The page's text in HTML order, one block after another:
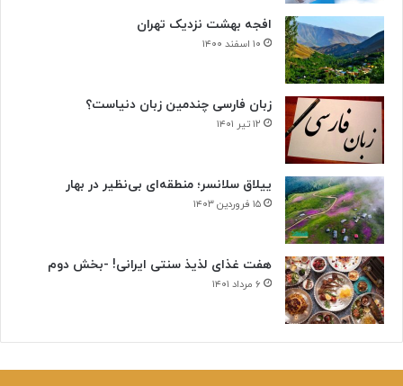
افجه بهشت نزدیک تهران
۱۰ اسفند ۱۴۰۰
زبان فارسی چندمین زبان دنیاست؟
۱۲ تیر ۱۴۰۱
ییلاق سلانسر؛ منطقه‌ای بی‌نظیر در بهار
۱۵ فروردین ۱۴۰۳
هفت غذای لذیذ سنتی ایرانی! -بخش دوم
۶ مرداد ۱۴۰۱